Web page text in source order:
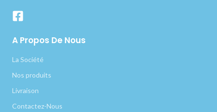
A Propos De Nous
La Société
Nos produits
Livraison
Contactez-Nous